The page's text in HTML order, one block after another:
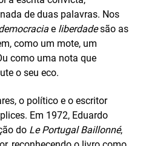
de duas palavras. Nos
e liberdadesão as
como um mote, um
como uma nota que
o seu eco.
o político e o escritor
Em 1972, Eduardo
do Le Portugal Baillonné,